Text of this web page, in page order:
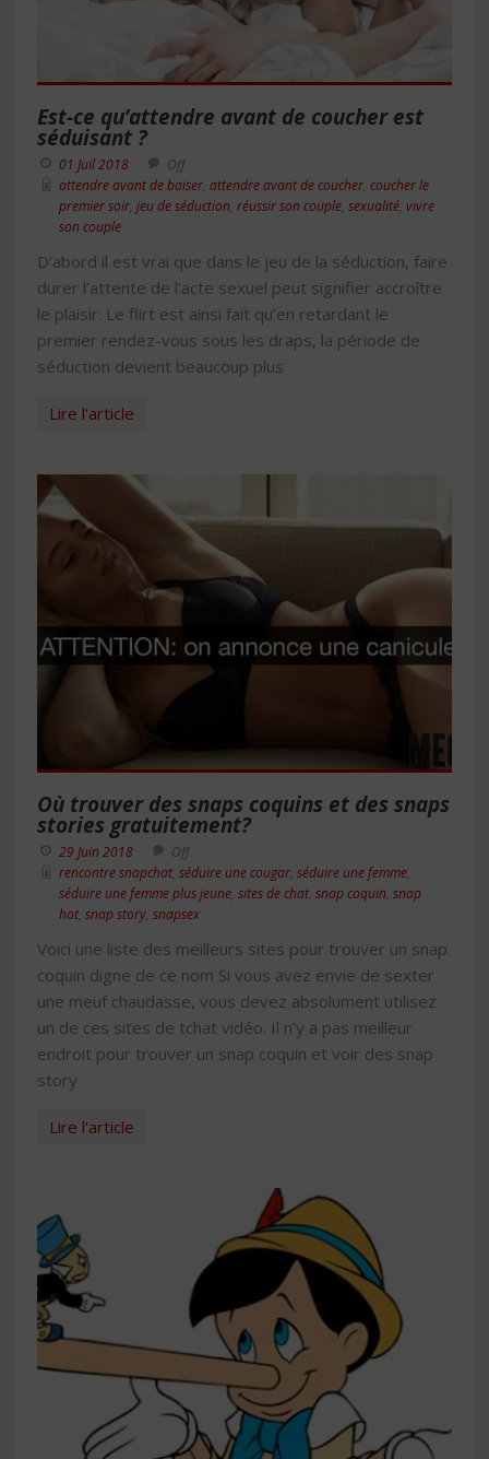
Est-ce qu’attendre avant de coucher est
séduisant ?
01 Juil 2018
Off
attendre avant de baiser attendre avant de coucher coucher le
premier soir jeu de séduction réussir son couple sexualité vivre
son couple
D’abord il est vrai que dans le jeu de la séduction, faire
durer l’attente de l’acte sexuel peut signifier accroître
le plaisir. Le flirt est ainsi fait qu’en retardant le
premier rendez-vous sous les draps, la période de
séduction devient beaucoup plus
Lire l'article
Où trouver des snaps coquins et des snaps
stories gratuitement?
29 Juin 2018
Off
rencontre snapchat séduire une cougar séduire une femme
séduire une femme plus jeune sites de chat snap coquin snap
hot snap story snapsex
Voici une liste des meilleurs sites pour trouver un snap
coquin digne de ce nom Si vous avez envie de sexter
une meuf chaudasse, vous devez absolument utilisez
un de ces sites de tchat vidéo. Il n’y a pas meilleur
endroit pour trouver un snap coquin et voir des snap
story
Lire l'article